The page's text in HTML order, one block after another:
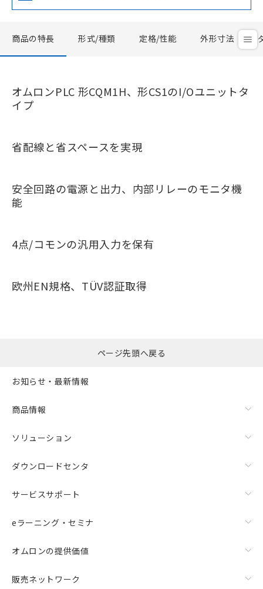
商品の特長 形式/種類 定格/性能 外形寸法
オムロンPLC 形CQM1H、形CS1のI/Oユニットタ
イプ
省配線と省スペースを実現
安全回路の電源と出力、内部リレーのモニタ機
能
4点/コモンの汎用入力を保有
欧州EN規格、TÜV認証取得
ページ先頭へ戻る
お知らせ・最新情報
商品情報
ソリューション
ダウンロードセンタ
サービスサポート
eラーニング・セミナ
オムロンの提供価値
販売ネットワーク